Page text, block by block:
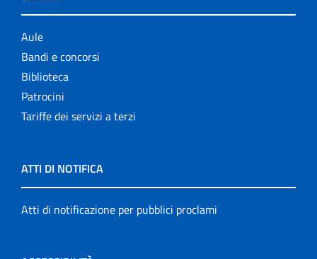
Aule
Bandi e concorsi
Biblioteca
Patrocini
Tariffe dei servizi a terzi
ATTI DI NOTIFICA
Atti di notificazione per pubblici proclami